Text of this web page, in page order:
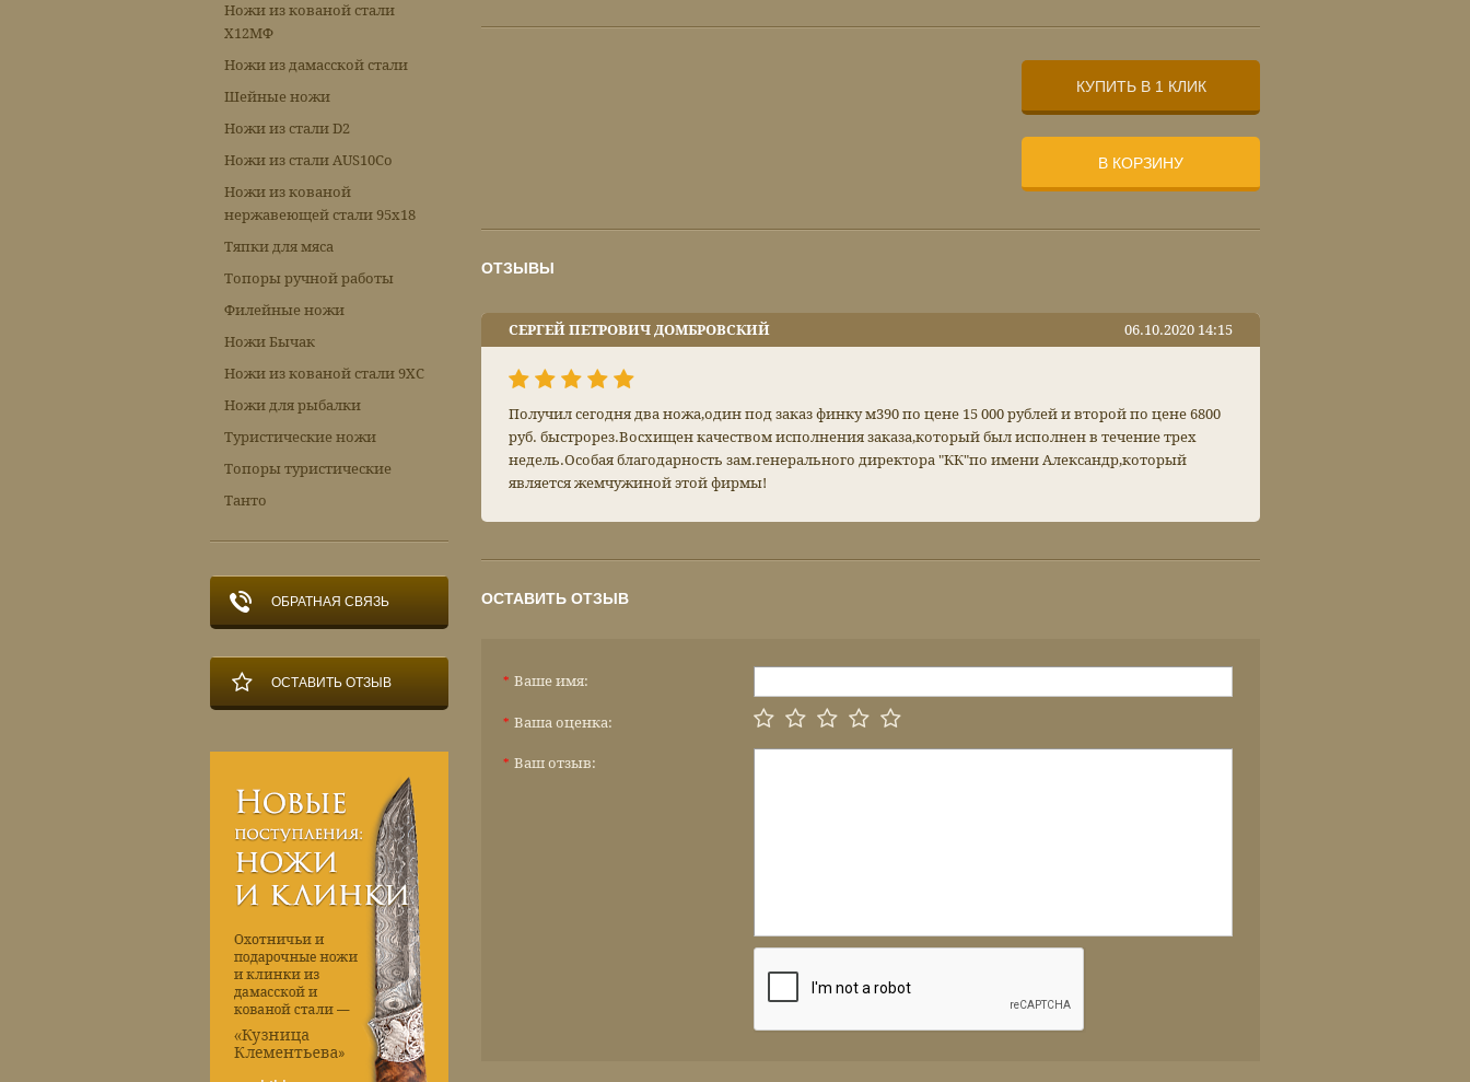
КУПИТЬ В 1 КЛИК
В КОРЗИНУ
ОТЗЫВЫ
СЕРГЕЙ ПЕТРОВИЧ ДОМБРОВСКИЙ 06.10.2020 14:15
Получил сегодня два ножа,один под заказ финку м390 по цене 15 000 рублей и второй по цене 6800
руб. быстрорез.Восхищен качеством исполнения заказа,который был исполнен в течение трех
недель.Особая благодарность зам.генерального директора "КК"по имени Александр,который
является жемчужиной этой фирмы!
ОСТАВИТЬ ОТЗЫВ
Ваше имя:
*
Ваша оценка:
*
Ваш отзыв:
*
Ножи из кованой стали
Х12МФ
Ножи из дамасской стали
Шейные ножи
Ножи из стали D2
Ножи из стали AUS10Co
Ножи из кованой
нержавеющей стали 95х18
Тяпки для мяса
Топоры ручной работы
Филейные ножи
Ножи Бычак
Ножи из кованой стали 9ХС
Ножи для рыбалки
Туристические ножи
Топоры туристические
Танто
ОБРАТНАЯ СВЯЗЬ
ОСТАВИТЬ ОТЗЫВ